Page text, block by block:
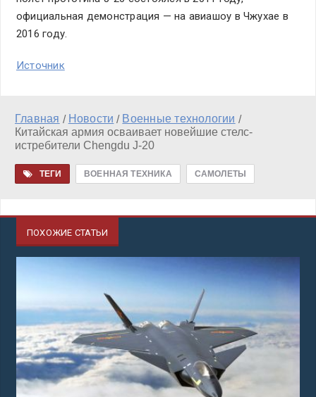
официальная демонстрация — на авиашоу в Чжухае в
2016 году.
Источник
Главная / Новости / Военные технологии /
Китайская армия осваивает новейшие стелс-
истребители Chengdu J-20
ТЕГИ ВОЕННАЯ ТЕХНИКА САМОЛЕТЫ
ПОХОЖИЕ СТАТЬИ